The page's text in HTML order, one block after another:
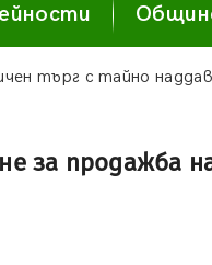
търг с тайно
за продажба